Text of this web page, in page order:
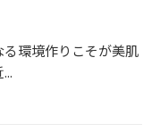
環境作りこそが美肌